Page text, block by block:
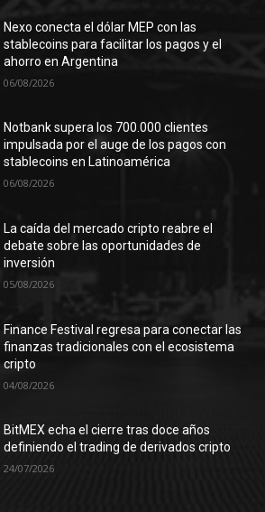
Nexo conecta el dólar MEP con las
stablecoins para facilitar los pagos y el
ahorro en Argentina
06/08/2026
Notbank supera los 700.000 clientes
impulsada por el auge de los pagos con
stablecoins en Latinoamérica
06/08/2026
La caída del mercado cripto reabre el
debate sobre las oportunidades de
inversión
05/08/2026
Finance Festival regresa para conectar las
finanzas tradicionales con el ecosistema
cripto
04/08/2026
BitMEX echa el cierre tras doce años
definiendo el trading de derivados cripto
24/07/2026